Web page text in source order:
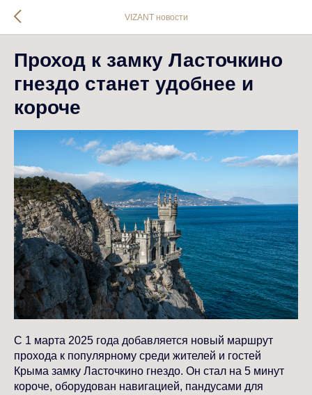
VIZANT новости
Проход к замку Ласточкино
гнездо станет удобнее и
короче
С 1 марта 2025 года добавляется новый маршрут
прохода к популярному среди жителей и гостей
Крыма замку Ласточкино гнездо. Он стал на 5 минут
короче, оборудован навигацией, пандусами для